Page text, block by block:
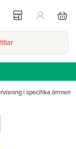
i specifika ämnen